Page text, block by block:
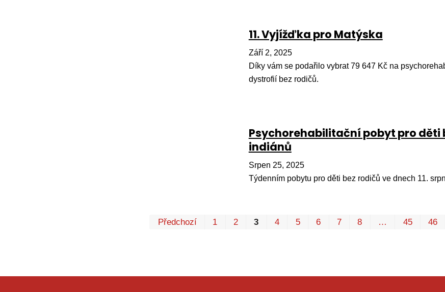
11. Vyjížďka pro Matýska
Září 2, 2025
Díky vám se podařilo vybrat 79 647 Kč na
dystrofií bez rodičů.
Psychorehabilitační pobyt pro děti
indiánů
Srpen 25, 2025
Týdenním pobytu pro děti bez rodičů ve dnech 11.
Předchozí 1 2 3 4 5 6 7 8 … 45 46